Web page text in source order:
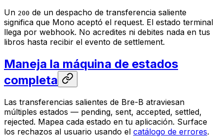
Un 200 de un despacho de transferencia saliente
significa que Mono aceptó el request. El estado terminal
llega por webhook. No acredites ni debites nada en tus
libros hasta recibir el evento de settlement.
Maneja la máquina de estados
completa
Las transferencias salientes de Bre-B atraviesan
múltiples estados — pending, sent, accepted, settled,
rejected. Mapea cada estado en tu aplicación. Surface
los rechazos al usuario usando el catálogo de errores.